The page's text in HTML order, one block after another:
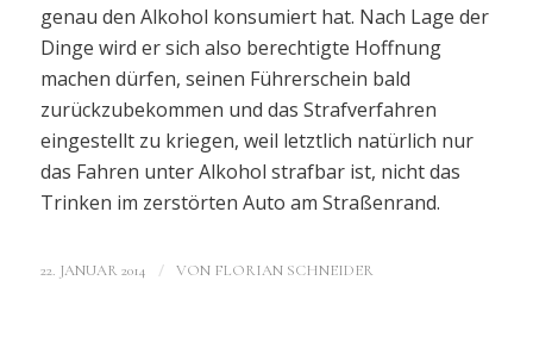
genau den Alkohol konsumiert hat. Nach Lage der
Dinge wird er sich also berechtigte Hoffnung
machen dürfen, seinen Führerschein bald
zurückzubekommen und das Strafverfahren
eingestellt zu kriegen, weil letztlich natürlich nur
das Fahren unter Alkohol strafbar ist, nicht das
Trinken im zerstörten Auto am Straßenrand.
22. JANUAR 2014 / VON FLORIAN SCHNEIDER